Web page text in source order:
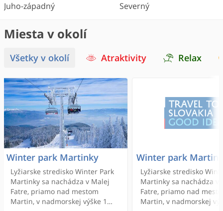
Juho-západný
Severný
Miesta v okolí
Všetky v okolí Atraktivity Relax
Winter park Martinky
Lyžiarske stredisko Winter Park
Martinky sa nachádza v Malej
Fatre, priamo nad mestom
Martin, v nadmorskej výške 1
Winter park
Lyžiarske stredisko
Martinky sa nachádza v
Fatre, priamo nad
Martin, v nadmorskej